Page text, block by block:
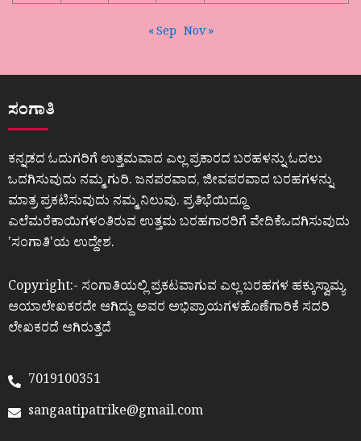
« Sep Nov »
ಸಂಗಾತಿ
ಕನ್ನಡದ ಓದುಗರಿಗೆ ಉತ್ತಮವಾದ ಎಲ್ಲ ಪ್ರಕಾರದ ಬರಹಳನ್ನು ಓದಲು
ಒದಗಿಸುವುದು ನಮ್ಮ ಗುರಿ. ಜನಪರವಾದ, ಜೀವಪರವಾದ ಬರಹಗಳನ್ನು
ಮಾತ್ರ ಪ್ರಕಟಿಸುವುದು ನಮ್ಮ ನಿಲುವು. ಪ್ರತಿಭೆಯಿದ್ದೂ
ಎಲೆಮರೆಕಾಯಿಗಳಂತಿರುವ ಉತ್ತಮ ಬರಹಗಾರರಿಗೆ ವೇದಿಕೆಒದಗಿಸುವುದು
ʼಸಂಗಾತಿʼಯ ಉದ್ದೇಶ.
Copyright:- ಸಂಗಾತಿಯಲ್ಲಿ ಪ್ರಕಟವಾಗುವ ಎಲ್ಲ ಬರಹಗಳ ಹಕ್ಕುಸ್ವಾಮ್ಯ
ಆಯಾಲೇಖಕರದೇ ಆಗಿದ್ದು ಅವರ ಅಭಿಪ್ರಾಯಗಳಹೊಣೆಗಾರಿಕೆ ಸದರಿ
ಲೇಖಕರದೆ ಆಗಿರುತ್ತದೆ
7019100351
sangaatipatrike@gmail.com